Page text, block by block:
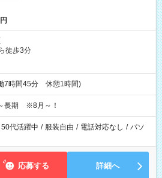
徒歩3分
7時間45分 休憩1時間)
長期 ※8月～！
代活躍中 / 服装自由 / 電話対応なし / パソ
応募する 詳細へ